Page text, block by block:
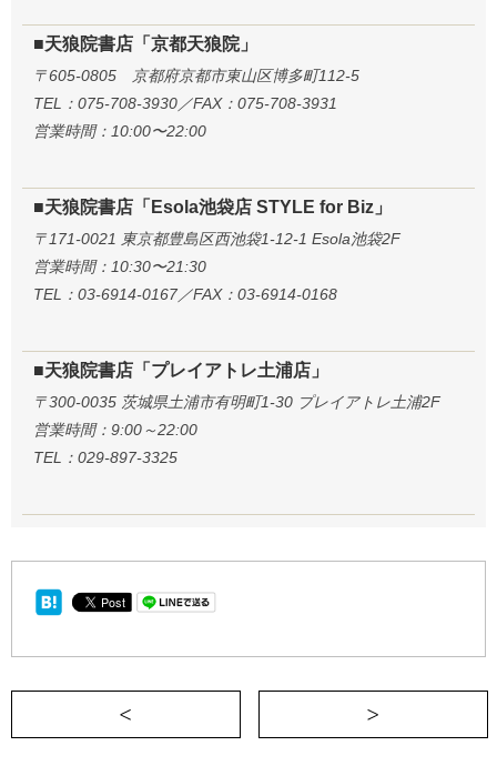
■天狼院書店「京都天狼院」
〒605-0805 京都府京都市東山区博多町112-5
TEL：075-708-3930／FAX：075-708-3931
営業時間：10:00〜22:00
■天狼院書店「Esola池袋店 STYLE for Biz」
〒171-0021 東京都豊島区西池袋1-12-1 Esola池袋2F
営業時間：10:30〜21:30
TEL：03-6914-0167／FAX：03-6914-0168
■天狼院書店「プレイアトレ土浦店」
〒300-0035 茨城県土浦市有明町1-30 プレイアトレ土浦2F
営業時間：9:00～22:00
TEL：029-897-3325
＜ 愛の伝え方を知っていますか